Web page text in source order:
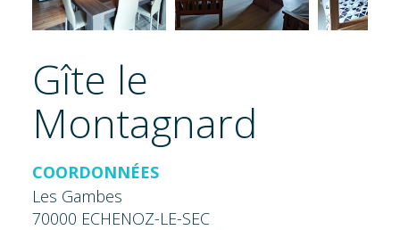
Gîte le
Montagnard
COORDONNÉES
Les Gambes
70000 ECHENOZ-LE-SEC